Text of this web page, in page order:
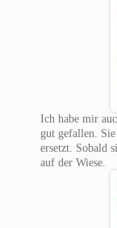
Ich habe mir
gut gefallen.
ersetzt. Sobald
auf der Wiese.